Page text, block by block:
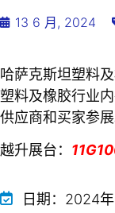
13 6 月, 2024
哈萨克斯坦塑料
塑料及橡胶行业
供应商和买家参展
越升展台：
日期： 2024